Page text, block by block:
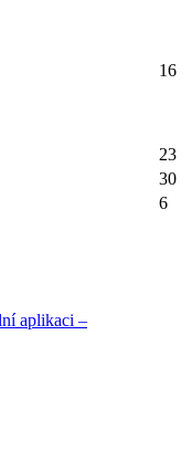
16
23
30
6
aplikaci –